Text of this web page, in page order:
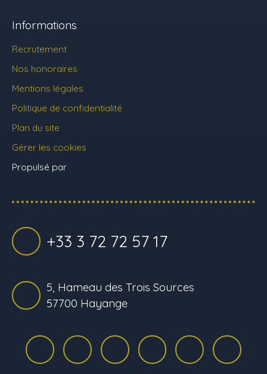
Informations
Recrutement
Nos honoraires
Mentions légales
Politique de confidentialité
Plan du site
Gérer les cookies
Propulsé par
+33 3 72 72 57 17
5, Hameau des Trois Sources
57700 Hayange